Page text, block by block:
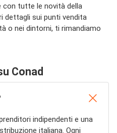
con tutte le novità della
dettagli sui punti vendita
o nei dintorni, ti rimandiamo
Conad
indipendenti e una
italiana. Ogni